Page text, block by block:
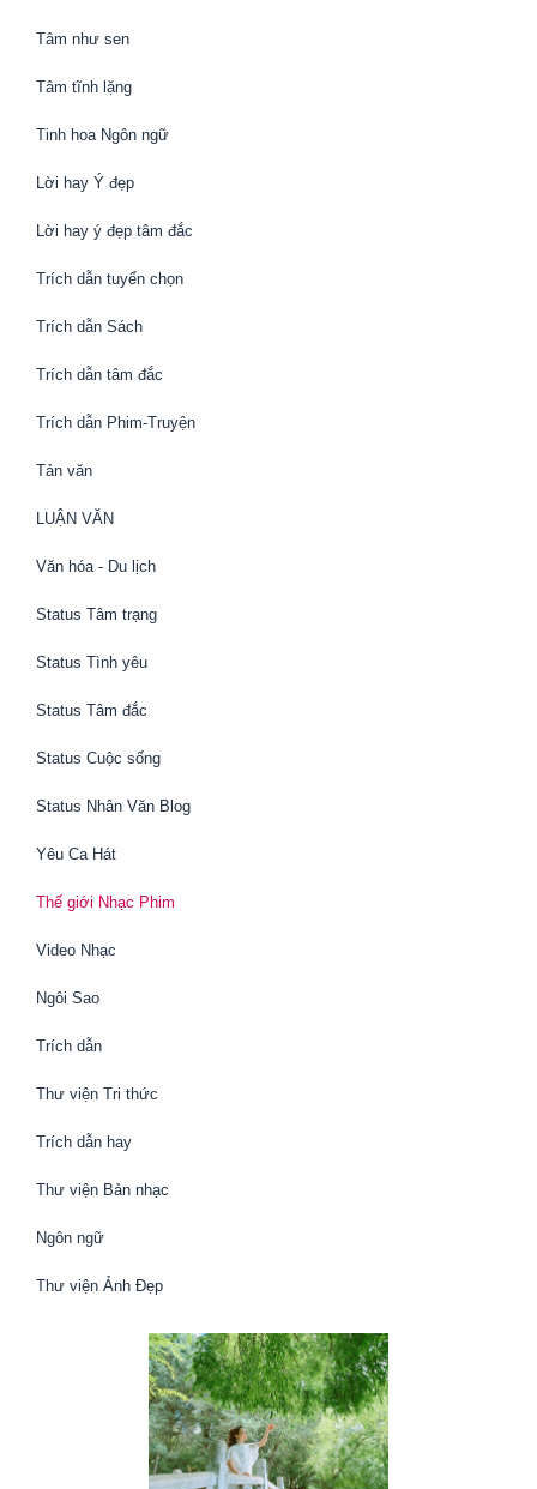
Tâm như sen
Tâm tĩnh lặng
Tinh hoa Ngôn ngữ
Lời hay Ý đẹp
Lời hay ý đẹp tâm đắc
Trích dẫn tuyển chọn
Trích dẫn Sách
Trích dẫn tâm đắc
Trích dẫn Phim-Truyện
Tản văn
LUẬN VĂN
Văn hóa - Du lịch
Status Tâm trạng
Status Tình yêu
Status Tâm đắc
Status Cuộc sống
Status Nhân Văn Blog
Yêu Ca Hát
Thế giới Nhạc Phim
Video Nhạc
Ngôi Sao
Trích dẫn
Thư viện Tri thức
Trích dẫn hay
Thư viện Bản nhạc
Ngôn ngữ
Thư viện Ảnh Đẹp